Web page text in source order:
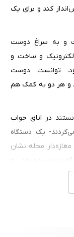
کند و برای یک
بازگشت و به سراغ دوست
و ساخت و
توانست دوست
و هر دو به کمک هم
در اتاق خواب
یک دستگاه
محله نشان
شده بود، به
را داد. اندکی بعد با مشورت
چندان بزرگ بود؛